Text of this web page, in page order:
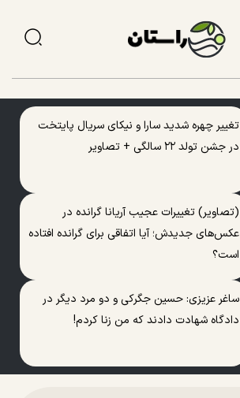
تغییر چهره شدید سارا و نیکای سریال پایتخت
در جشن تولد ۲۲ سالگی + تصاویر
(تصاویر) تغییرات عجیب آریانا گرانده در
عکس‌های جدیدش؛ آیا اتفاقی برای گرانده افتاده
است؟
ساغر عزیزی: حسین جگرکی و دو مرد دیگر در
دادگاه شهادت دادند که من زنا کردم!